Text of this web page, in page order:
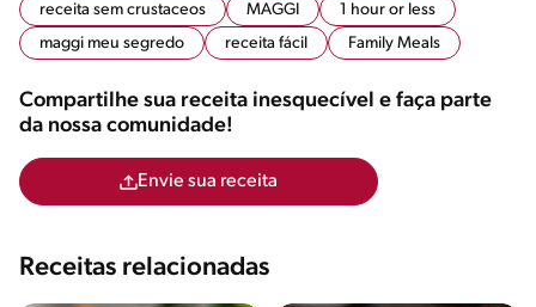
receita sem crustaceos
MAGGI
1 hour or less
maggi meu segredo
receita fácil Family Meals
Compartilhe sua receita inesquecível e faça parte
da nossa comunidade!
Envie sua receita
Receitas relacionadas